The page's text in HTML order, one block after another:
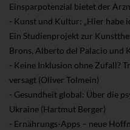
Einsparpotenzial bietet der
- Kunst und Kultur: „Hier habe
Ein Studienprojekt zur
Brons, Alberto del Palacio und
- Keine Inklusion ohne Zufall?
versagt (Oliver Tolmein)
- Gesundheit global: Über die
Ukraine (Hartmut Berger)
- Ernährungs-Apps – neue